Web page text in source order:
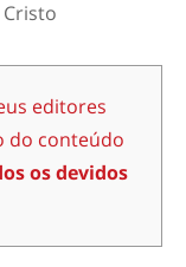
Cristo
editores
do conteúdo
os devidos